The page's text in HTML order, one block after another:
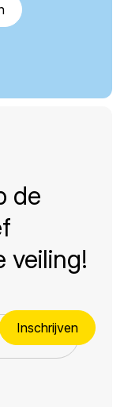
de
veiling!
Inschrijven